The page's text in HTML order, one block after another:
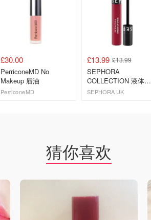
£30.00
PerriconeMD No
Makeup 唇油
PerriconeMD
£13.99 £13.99
SEPHORA
COLLECTION 液体唇
釉
SEPHORA UK
猜你喜欢